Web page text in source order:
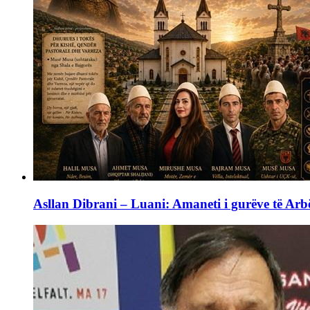
Asllan Dibrani – Luani: Amaneti i gurëve të